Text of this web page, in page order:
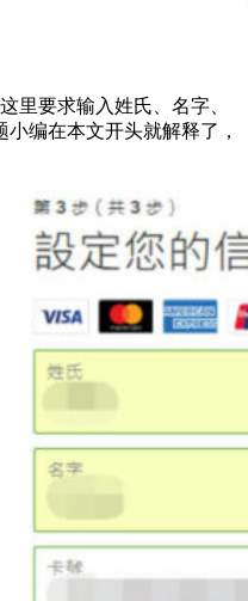
里要求输入姓氏、名字、
编在本文开头就解释了，